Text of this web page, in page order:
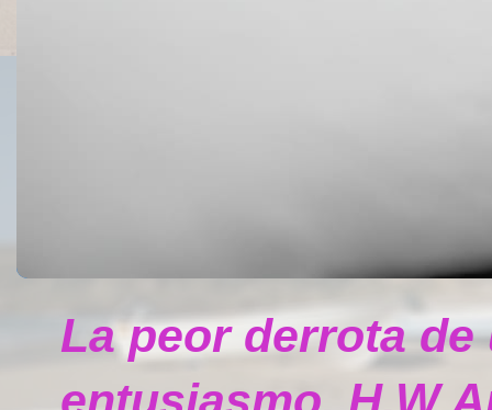
La peor derrota